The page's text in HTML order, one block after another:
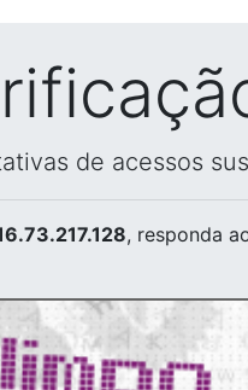
de acessos
, responda